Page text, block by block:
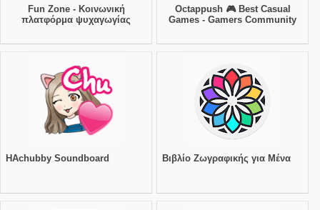
Fun Zone - Κοινωνική
πλατφόρμα ψυχαγωγίας
Octappush 🎮 Best Casual
Games - Gamers Community
HAchubby Soundboard Βιβλίο Ζωγραφικής για Μένα